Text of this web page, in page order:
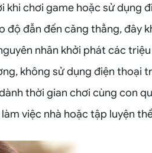
khi chơi game hoặc sử dụng
đẫn đến căng thẳng, đây
nhân khởi phát các
không sử dụng điện thoại
thời gian chơi cùng con
việc nhà hoặc tập luyện